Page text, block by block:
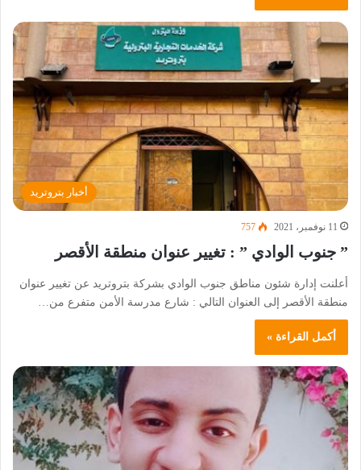
أخبار بتروتريد
11 نوفمبر، 2021 757
” جنوب الوادي ” : تغيير عنوان منطقة الأقصر
أعلنت إدارة شئون مناطق جنوب الوادي بشركة بتروتريد عن تغيير عنوان
منطقة الأقصر إلى العنوان التالي : شارع مدرسة الأمن متفرع من…
أكمل القراءة »